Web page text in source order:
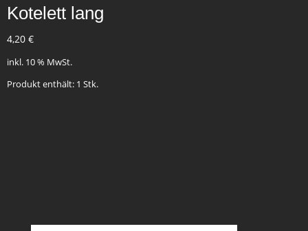
Kotelett lang
4,20 €
inkl. 10 % MwSt.
Produkt enthält: 1 Stk.